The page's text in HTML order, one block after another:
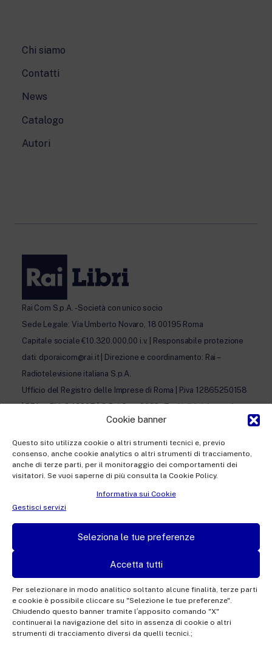
Cookie banner
Questo sito utilizza cookie o altri strumenti tecnici e, previo
consenso, anche cookie analytics o altri strumenti di tracciamento,
anche di terze parti, per il monitoraggio dei comportamenti dei
visitatori. Se vuoi saperne di più consulta la Cookie Policy.
Informativa sui Cookie
Gestisci servizi
Seleziona le tue preferenze
Accetta tutti
Per selezionare in modo analitico soltanto alcune finalità, terze parti
e cookie è possibile cliccare su "Selezione le tue preferenze".
Chiudendo questo banner tramite l′apposito comando "X"
continuerai la navigazione del sito in assenza di cookie o altri
strumenti di tracciamento diversi da quelli tecnici.;
Chi siamo
Contatti
News
Catalogo
Autori
Rai Com S.p.A. - Società con unico socio
Sede Legale: Via Umberto Novaro, 18 00195 Roma
Capitale sociale €10.320.000,00 i.v. | Responsabile protezione
dati: dporaicom@rai.it | Direzione e coordinamento: Rai –
Radiotelevisione italiana S.p.A.
Ufficio del Registro delle Imprese di Roma | P.iva 12865250158
| REA n. RM- 949207 | © Rai Com 2026 - Tutti i diritti riservati
Facebook Twitter Instagram LinkedIn
Privacy Policy
This site is protected by reCAPTCHA and the GooglePrivacy PolicyandTerms of
Serviceapply.